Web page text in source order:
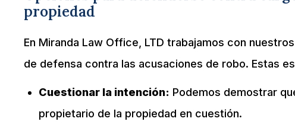
propiedad
En Miranda Law Office, LTD trabajamos con
de defensa contra las acusaciones de robo. Estas
Cuestionar la intención: Podemos demostrar
propietario de la propiedad en cuestión.